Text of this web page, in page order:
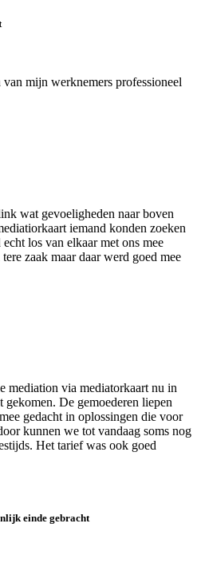
mijn werknemers professioneel
wat gevoeligheden naar boven
iemand konden zoeken
los van elkaar met ons mee
zaak maar daar werd goed mee
mediation via mediatorkaart nu in
gekomen. De gemoederen liepen
gedacht in oplossingen die voor
kunnen we tot vandaag soms nog
Het tarief was ook goed
einde gebracht